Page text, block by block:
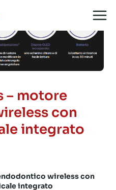
– motore
con
integrato
wireless con
integrato